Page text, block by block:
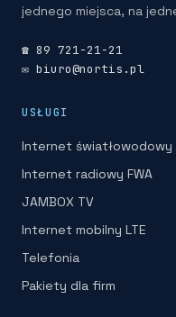
jednego miejsca, na
☎ 89 721-21-21
✉ biuro@nortis.pl
USŁUGI
Internet światłowodowy
Internet radiowy FWA
JAMBOX TV
Internet mobilny LTE
Telefonia
Pakiety dla firm